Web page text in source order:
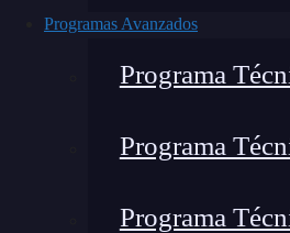
Programas Avanzados
Programa
Programa
Programa